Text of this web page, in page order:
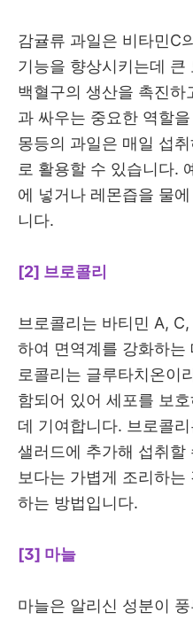
감귤류 과일은 비타민C
기능을 향상시키는데 큰
백혈구의 생산을 촉진하
과 싸우는 중요한 역할
몽등의 과일은 매일 섭
로 활용할 수 있습니다.
에 넣거나 레몬즙을 물
니다.
[2] 브로콜리
브로콜리는 바티민 A,
하여 면역계를 강화하는
로콜리는 글루타치온이
함되어 있어 세포를 보
데 기여합니다. 브로콜
샐러드에 추가해 섭취할
보다는 가볍게 조리하
하는 방법입니다.
[3] 마늘
마늘은 알리신 성분이